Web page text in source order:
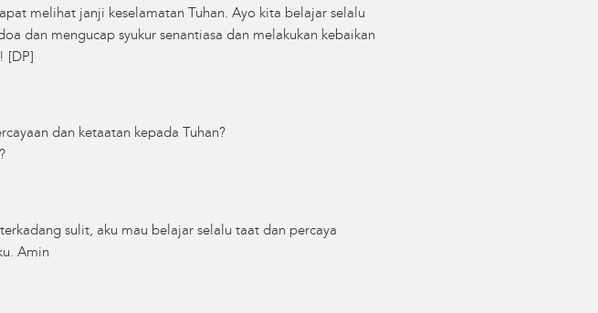
melihat janji keselamatan Tuhan. Ayo kita belajar selalu
dan mengucap syukur senantiasa dan melakukan kebaikan
dan ketaatan kepada Tuhan?
sulit, aku mau belajar selalu taat dan percaya
Amin